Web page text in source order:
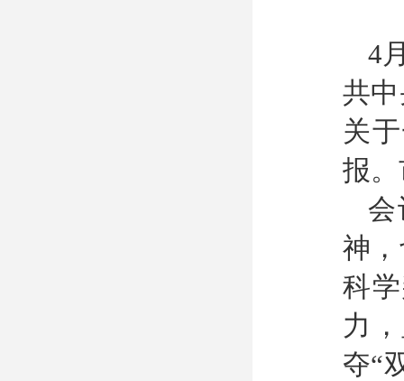
4
共
关
报
神
科
力
夺“